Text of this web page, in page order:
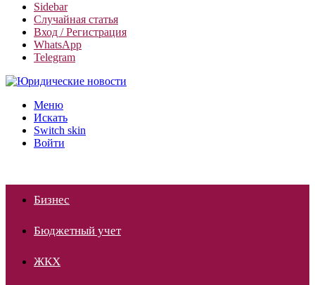
Sidebar
Случайная статья
Вход / Регистрация
WhatsApp
Telegram
Меню
Искать
Switch skin
Войти
Бизнес
Бюджетный учет
ЖКХ